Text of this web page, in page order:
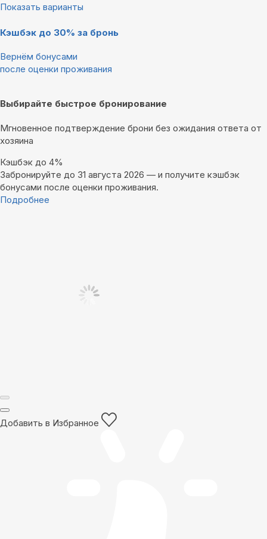
Показать варианты
Кэшбэк до 30% за бронь
Вернём бонусами
после оценки проживания
Выбирайте быстрое бронирование
Мгновенное подтверждение брони без ожидания ответа от
хозяина
Кэшбэк до 4%
Забронируйте до 31 августа 2026 — и получите кэшбэк
бонусами после оценки проживания.
Подробнее
Добавить в Избранное